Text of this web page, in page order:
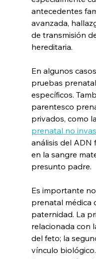
antecedentes
avanzada,
de transmisión
hereditaria.
En algunos
pruebas
específicos.
parentesco
privados, como la
prenatal no
análisis del ADN
en la sangre
presunto padre.
Es importante
prenatal médica
paternidad. La
relacionada con
del feto; la
vínculo